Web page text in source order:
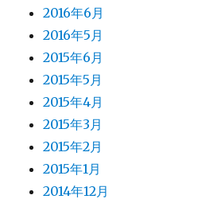
2016年6月
2016年5月
2015年6月
2015年5月
2015年4月
2015年3月
2015年2月
2015年1月
2014年12月